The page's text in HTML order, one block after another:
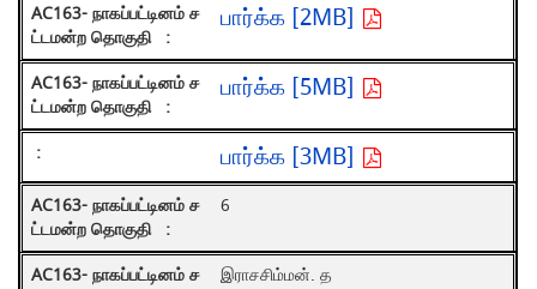
பார்க்க [2MB]
பார்க்க [5MB]
பார்க்க [3MB]
6
இராசசிம்மன். த